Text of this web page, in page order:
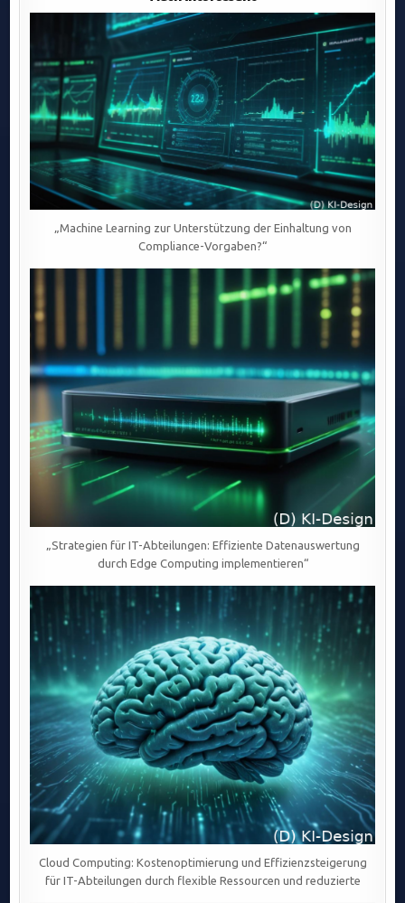
UNTERNEHMENSSTRATEGIEN,
INVESTORENINTERESSE
UND
LANGFRISTIGE
„Machine Learning zur Unterstützung der Einhaltung von
Compliance-Vorgaben?“
„Strategien für IT-Abteilungen: Effiziente Datenauswertung
durch Edge Computing implementieren“
Cloud Computing: Kostenoptimierung und Effizienzsteigerung
für IT-Abteilungen durch flexible Ressourcen und reduzierte